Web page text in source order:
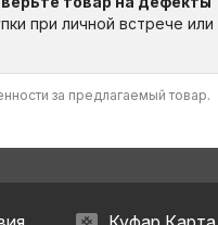
при личной встрече
за предлагаемый товар.